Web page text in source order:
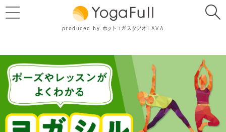
produced by ホットヨガスタジオLAVA